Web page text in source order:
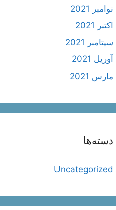
نوامبر 2021
اکتبر 2021
سپتامبر 2021
آوریل 2021
مارس 2021
دسته‌ها
Uncategorized